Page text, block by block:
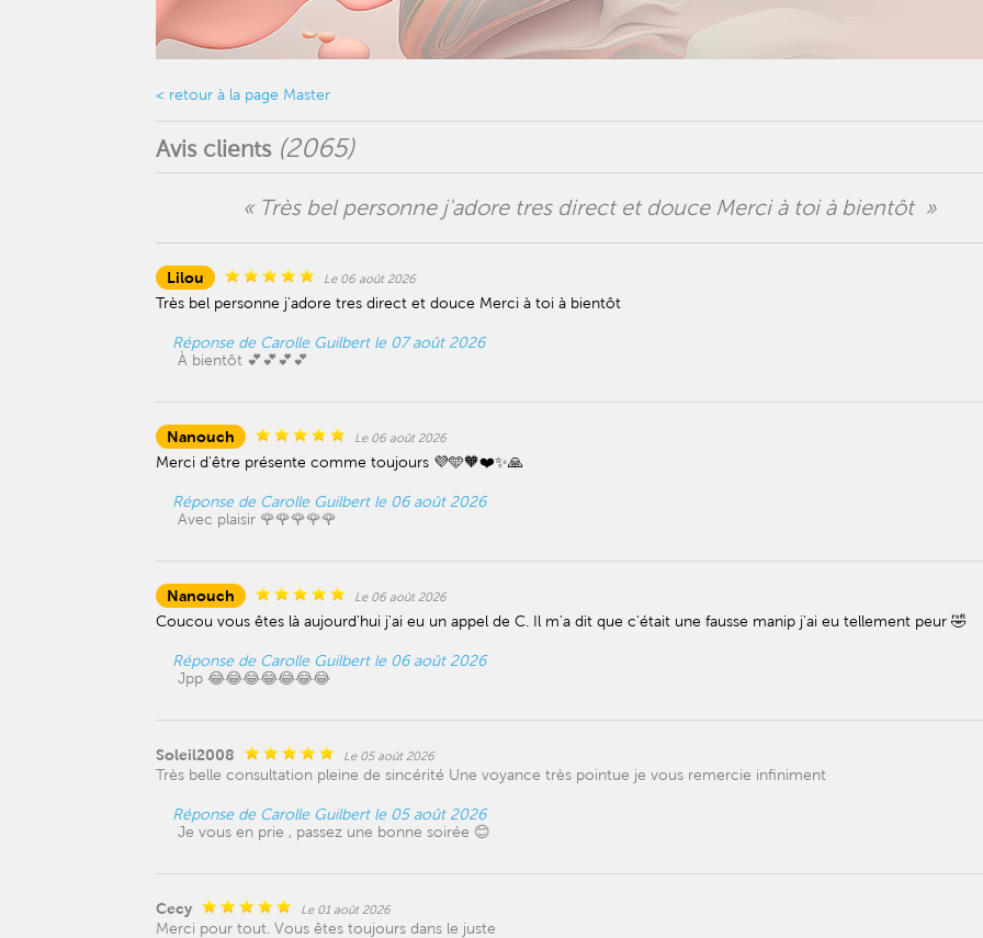
< retour à la page Master
Avis clients (2065)
« Très bel personne j'adore tres direct et douce Merci à toi à bientôt »
Lilou Le 06 août 2026
Très bel personne j'adore tres direct et douce Merci à toi à bientôt
Réponse de Carolle Guilbert le 07 août 2026
À bientôt 💕💕💕💕
Nanouch Le 06 août 2026
Merci d'être présente comme toujours 💜🩵🧡❤️✨🙏
Réponse de Carolle Guilbert le 06 août 2026
Avec plaisir 🌹🌹🌹🌹🌹
Nanouch Le 06 août 2026
Coucou vous êtes là aujourd'hui j'ai eu un appel de C. Il m'a dit que c'était une fausse manip j'ai eu tellement peur 🤣
Réponse de Carolle Guilbert le 06 août 2026
Jpp 😂😂😂😂😂😂😂
Soleil2008 Le 05 août 2026
Très belle consultation pleine de sincérité Une voyance très pointue je vous remercie infiniment
Réponse de Carolle Guilbert le 05 août 2026
Je vous en prie , passez une bonne soirée 😊
Cecy Le 01 août 2026
Merci pour tout. Vous êtes toujours dans le juste